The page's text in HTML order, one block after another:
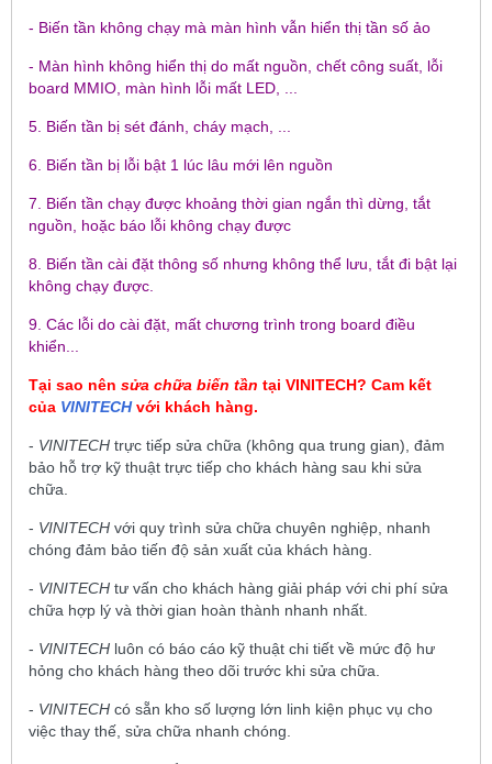
- Biến tần không chạy mà màn hình vẫn hiển thị tần số ảo
- Màn hình không hiển thị do mất nguồn, chết công suất, lỗi
board MMIO, màn hình lỗi mất LED, ...
5. Biến tần bị sét đánh, cháy mạch, ...
6. Biến tần bị lỗi bật 1 lúc lâu mới lên nguồn
7. Biến tần chạy được khoảng thời gian ngắn thì dừng, tắt
nguồn, hoặc báo lỗi không chạy được
8. Biến tần cài đặt thông số nhưng không thể lưu, tắt đi bật lại
không chạy được.
9. Các lỗi do cài đặt, mất chương trình trong board điều
khiển...
Tại sao nên sửa chữa biến tần tại VINITECH? Cam kết
của VINITECHvới khách hàng.
- VINITECH trực tiếp sửa chữa (không qua trung gian), đảm
bảo hỗ trợ kỹ thuật trực tiếp cho khách hàng sau khi sửa
chữa.
- VINITECH với quy trình sửa chữa chuyên nghiệp, nhanh
chóng đảm bảo tiến độ sản xuất của khách hàng.
- VINITECH tư vấn cho khách hàng giải pháp với chi phí sửa
chữa hợp lý và thời gian hoàn thành nhanh nhất.
- VINITECH luôn có báo cáo kỹ thuật chi tiết về mức độ hư
hỏng cho khách hàng theo dõi trước khi sửa chữa.
- VINITECH có sẵn kho số lượng lớn linh kiện phục vụ cho
việc thay thế, sửa chữa nhanh chóng.